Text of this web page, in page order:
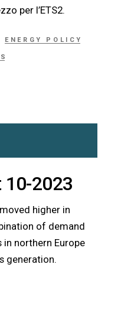
per l’ETS2.
ENERGY POLICY
2023
higher in
of demand
in northern Europe
generation.